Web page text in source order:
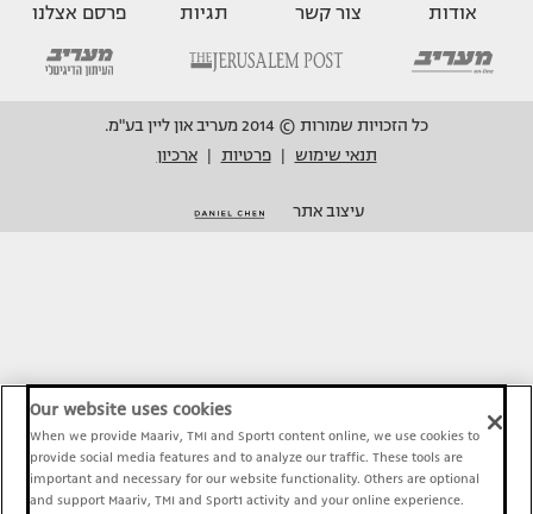
אודות צור קשר תגיות פרסם אצלנו
כל הזכויות שמורות © 2014 מעריב און ליין בע"מ.
תנאי שימוש
פרטיות ארכיון
עיצוב אתר
Our website uses cookies
When we provide Maariv, TMI and Sport1 content online, we use cookies to
provide social media features and to analyze our traffic. These tools are
important and necessary for our website functionality. Others are optional
and support Maariv, TMI and Sport1 activity and your online experience.